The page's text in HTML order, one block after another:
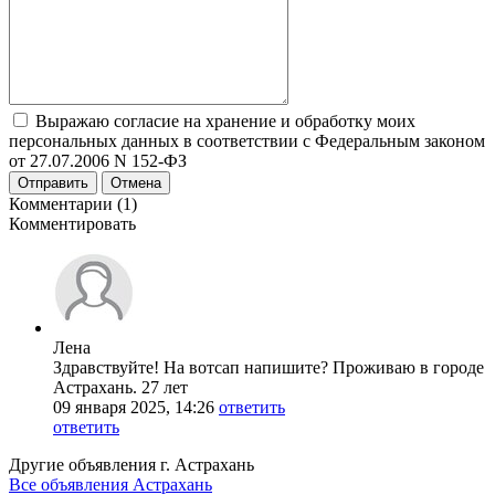
Выражаю согласие на хранение и обработку моих
персональных данных в соответствии с Федеральным законом
от 27.07.2006 N 152-ФЗ
Отправить Отмена
Комментарии (1)
Комментировать
Лена
Здравствуйте! На вотсап напишите? Проживаю в городе
Астрахань. 27 лет
09 января 2025, 14:26 ответить
ответить
Другие объявления г. Астрахань
Все объявления Астрахань